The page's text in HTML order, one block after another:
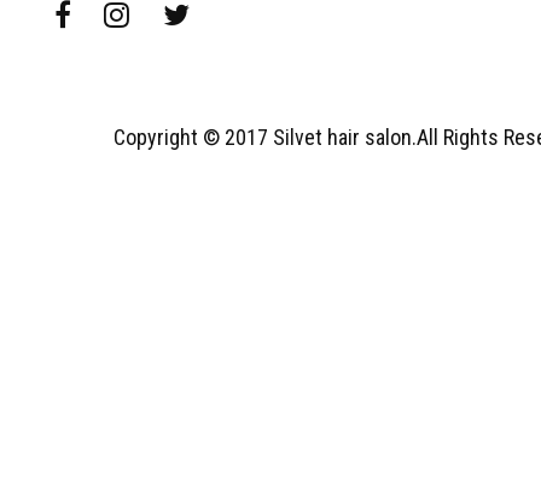
Copyright © 2017 Silvet hair salon.All Rights